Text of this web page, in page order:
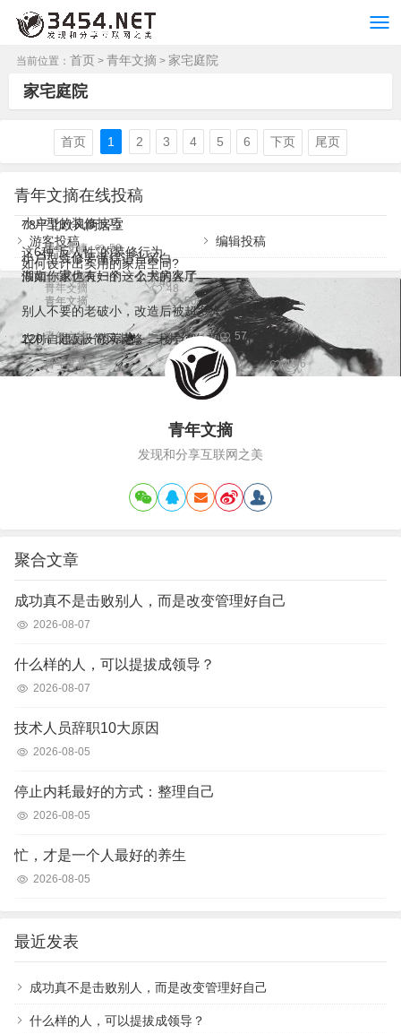
当前位置： 首页 > 青年文摘 > 家宅庭院
家宅庭院
湖南一退休夫妇的一个书房火了
青年文摘 50
如何设计出实用的家居空间?
青年文摘 48
农村自建房一楼养老，二楼会客，院子越住越实用
青年文摘 49
78平北欧风两居室
青年文摘 50
小户型的装修技巧
青年文摘 50
这6种“反人性”的装修行为
青年文摘 49
小户型装修要懂得适当留白
青年文摘 46
120㎡北欧极简风装修，一片纯白却白的那么有层次
青年文摘 46
假如你家也有一个这么大的客厅
青年文摘 50
别人不要的老破小，改造后被超多人喜欢
青年文摘 57
首页 1 2 3 4 5 6 下页 尾页
青年文摘在线投稿
游客投稿 编辑投稿
青年文摘
发现和分享互联网之美
聚合文章
成功真不是击败别人，而是改变管理好自己
2026-08-07
什么样的人，可以提拔成领导？
2026-08-07
技术人员辞职10大原因
2026-08-05
停止内耗最好的方式：整理自己
2026-08-05
忙，才是一个人最好的养生
2026-08-05
最近发表
成功真不是击败别人，而是改变管理好自己
什么样的人，可以提拔成领导？